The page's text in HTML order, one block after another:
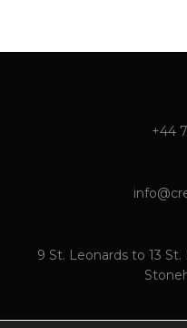
+44
9 St. Leonards to 13